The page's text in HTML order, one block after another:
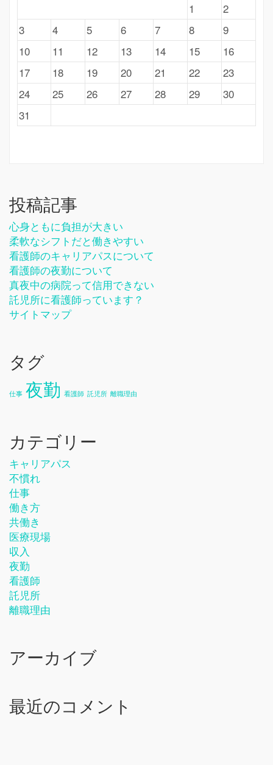
1
2
3
4 5 6 7 8
9
10
11 12 13 14 15
16
17
18 19 20 21 22
23
24
25 26 27 28 29
30
31
投稿記事
心身ともに負担が大きい
柔軟なシフトだと働きやすい
看護師のキャリアパスについて
看護師の夜勤について
真夜中の病院って信用できない
託児所に看護師っています？
サイトマップ
タグ
仕事 夜勤 看護師 託児所 離職理由
カテゴリー
キャリアパス
不慣れ
仕事
働き方
共働き
医療現場
収入
夜勤
看護師
託児所
離職理由
アーカイブ
最近のコメント